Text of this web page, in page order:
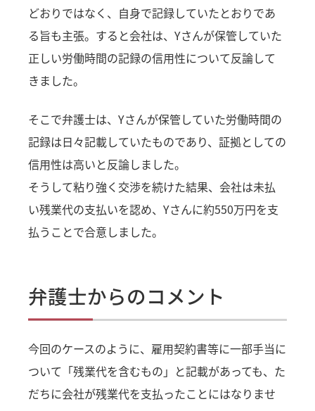
どおりではなく、自身で記録していたとおりであ
る旨も主張。すると会社は、Yさんが保管していた
正しい労働時間の記録の信用性について反論して
きました。
そこで弁護士は、Yさんが保管していた労働時間の
記録は日々記載していたものであり、証拠としての
信用性は高いと反論しました。
そうして粘り強く交渉を続けた結果、会社は未払
い残業代の支払いを認め、Yさんに約550万円を支
払うことで合意しました。
弁護士からのコメント
今回のケースのように、雇用契約書等に一部手当に
ついて「残業代を含むもの」と記載があっても、た
だちに会社が残業代を支払ったことにはなりませ